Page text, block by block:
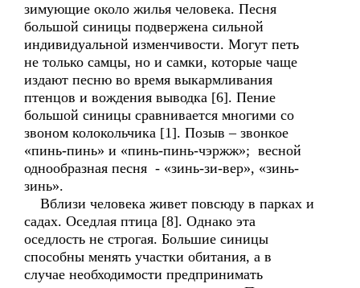
зимующие около жилья человека. Песня
большой синицы подвержена сильной
индивидуальной изменчивости. Могут петь
не только самцы, но и самки, которые чаще
издают песню во время выкармливания
птенцов и вождения выводка [6]. Пение
большой синицы сравнивается многими со
звоном колокольчика [1]. Позыв – звонкое
«пинь-пинь» и «пинь-пинь-чэржж»; весной
однообразная песня - «зинь-зи-вер», «зинь-
зинь».
Вблизи человека живет повсюду в парках и
садах. Оседлая птица [8]. Однако эта
оседлость не строгая. Большие синицы
способны менять участки обитания, а в
случае необходимости предпринимать